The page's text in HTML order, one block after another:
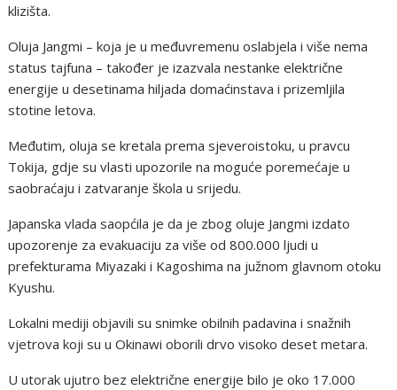
klizišta.
Oluja Jangmi – koja je u međuvremenu oslabjela i više nema
status tajfuna – također je izazvala nestanke električne
energije u desetinama hiljada domaćinstava i prizemljila
stotine letova.
Međutim, oluja se kretala prema sjeveroistoku, u pravcu
Tokija, gdje su vlasti upozorile na moguće poremećaje u
saobraćaju i zatvaranje škola u srijedu.
Japanska vlada saopćila je da je zbog oluje Jangmi izdato
upozorenje za evakuaciju za više od 800.000 ljudi u
prefekturama Miyazaki i Kagoshima na južnom glavnom otoku
Kyushu.
Lokalni mediji objavili su snimke obilnih padavina i snažnih
vjetrova koji su u Okinawi oborili drvo visoko deset metara.
U utorak ujutro bez električne energije bilo je oko 17.000